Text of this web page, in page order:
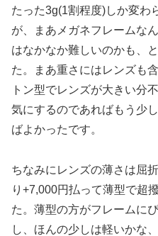
たった3g(1割程度)しか変わ
が、まあメガネフレームな
はなかなか難しいのかも、
た。まあ重さにはレンズも
トン型でレンズが大きい分
気にするのであればもう少
ばよかったです。
ちなみにレンズの薄さは屈
り+7,000円払って薄型で超
た。薄型の方がフレームに
し、ほんの少しは軽いかな